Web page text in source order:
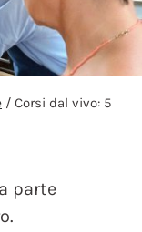
/ Corsi dal vivo: 5
parte